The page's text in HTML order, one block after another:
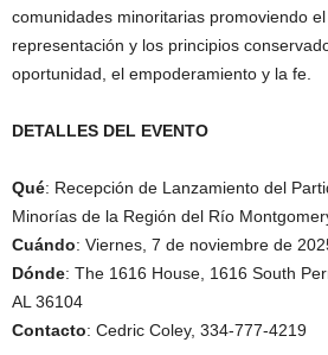
comunidades minoritarias promoviendo
representación y los principios
oportunidad, el empoderamiento y la fe.
DETALLES DEL EVENTO
Qué: Recepción de Lanzamiento del
Minorías de la Región del Río
Cuándo: Viernes, 7 de noviembre de
Dónde: The 1616 House, 1616 South
AL 36104
Contacto: Cedric Coley, 334-777-4219